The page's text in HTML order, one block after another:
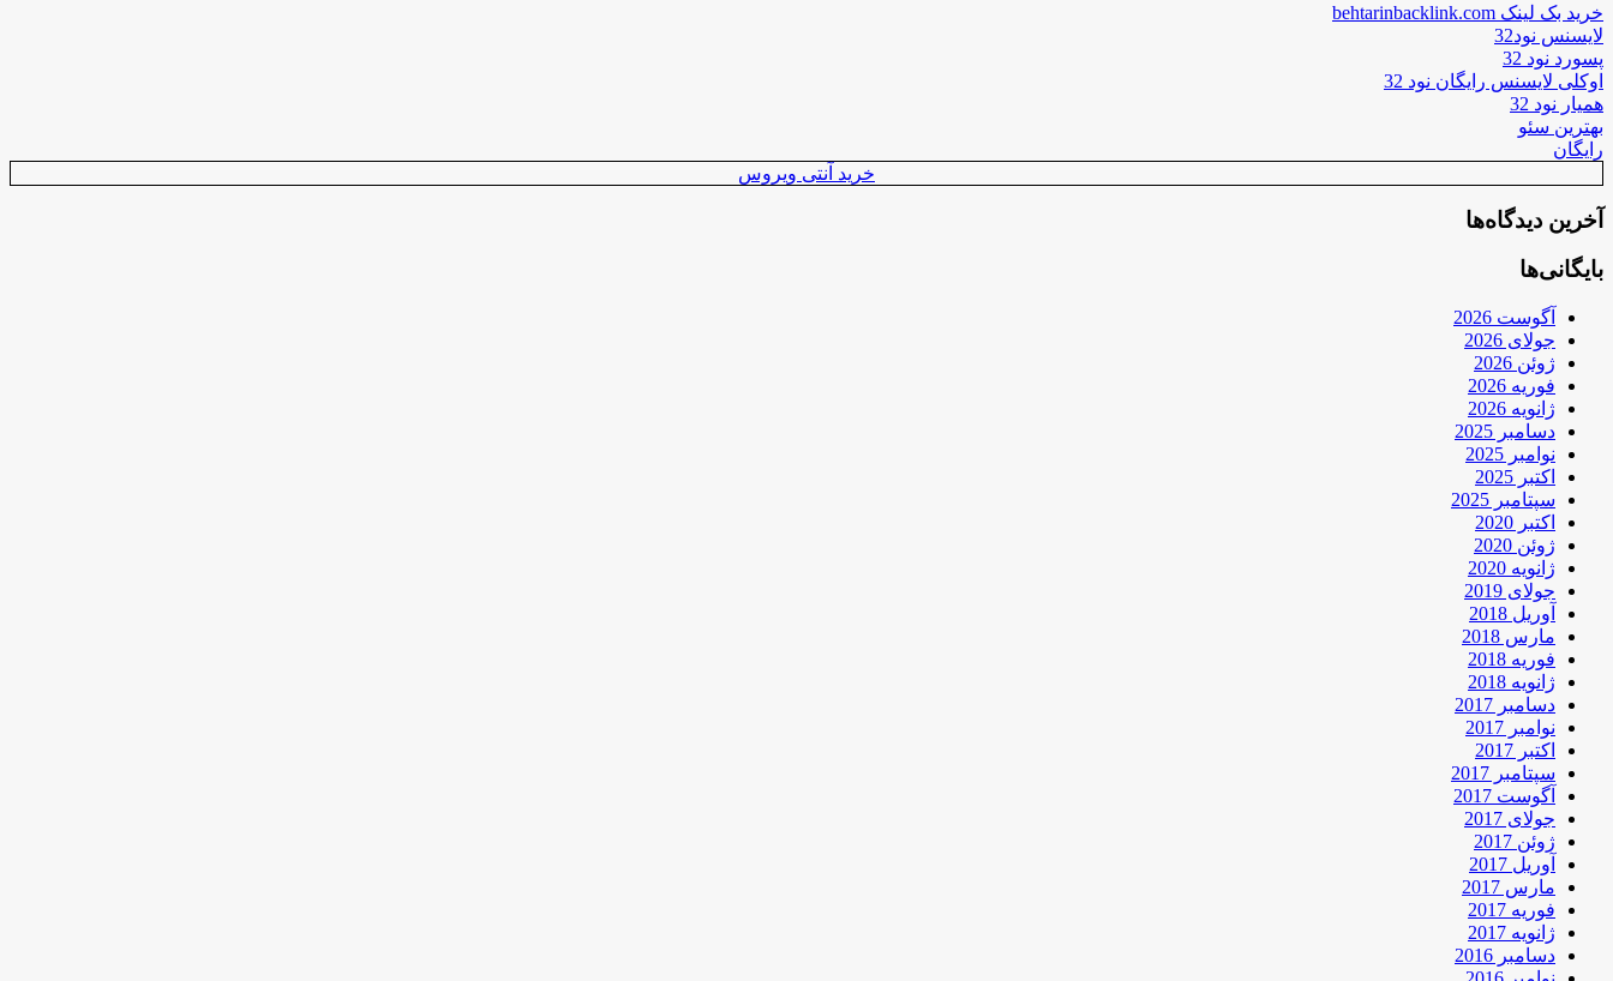
خرید بک لینک behtarinbacklink.com
لایسنس نود32
پسورد نود 32
اوکلی لایسنس رایگان نود 32
همیار نود 32
بهترین سئو
رایگان
خرید آنتی ویروس
آخرین دیدگاه‌ها
بایگانی‌ها
آگوست 2026
جولای 2026
ژوئن 2026
فوریه 2026
ژانویه 2026
دسامبر 2025
نوامبر 2025
اکتبر 2025
سپتامبر 2025
اکتبر 2020
ژوئن 2020
ژانویه 2020
جولای 2019
آوریل 2018
مارس 2018
فوریه 2018
ژانویه 2018
دسامبر 2017
نوامبر 2017
اکتبر 2017
سپتامبر 2017
آگوست 2017
جولای 2017
ژوئن 2017
آوریل 2017
مارس 2017
فوریه 2017
ژانویه 2017
دسامبر 2016